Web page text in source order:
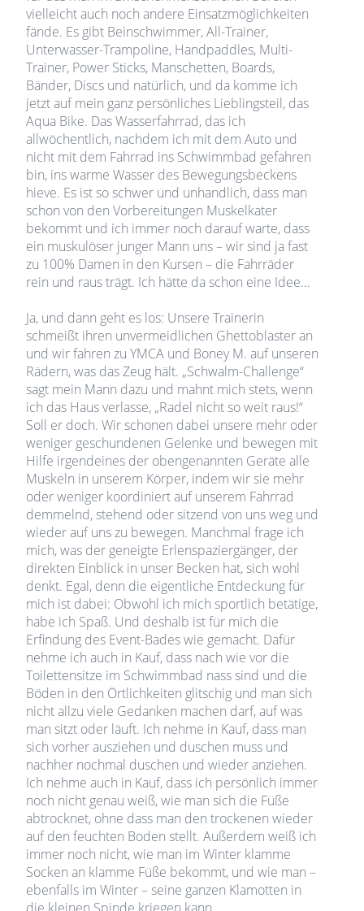
vielleicht auch noch andere Einsatzmöglichkeiten
fände. Es gibt Beinschwimmer, All-Trainer,
Unterwasser-Trampoline, Handpaddles, Multi-
Trainer, Power Sticks, Manschetten, Boards,
Bänder, Discs und natürlich, und da komme ich
jetzt auf mein ganz persönliches Lieblingsteil, das
Aqua Bike. Das Wasserfahrrad, das ich
allwöchentlich, nachdem ich mit dem Auto und
nicht mit dem Fahrrad ins Schwimmbad gefahren
bin, ins warme Wasser des Bewegungsbeckens
hieve. Es ist so schwer und unhandlich, dass man
schon von den Vorbereitungen Muskelkater
bekommt und ich immer noch darauf warte, dass
ein muskulöser junger Mann uns – wir sind ja fast
zu 100% Damen in den Kursen – die Fahrräder
rein und raus trägt. Ich hätte da schon eine Idee…
Ja, und dann geht es los: Unsere Trainerin
schmeißt ihren unvermeidlichen Ghettoblaster an
und wir fahren zu YMCA und Boney M. auf unseren
Rädern, was das Zeug hält. „Schwalm-Challenge“
sagt mein Mann dazu und mahnt mich stets, wenn
ich das Haus verlasse, „Radel nicht so weit raus!“
Soll er doch. Wir schonen dabei unsere mehr oder
weniger geschundenen Gelenke und bewegen mit
Hilfe irgendeines der obengenannten Geräte alle
Muskeln in unserem Körper, indem wir sie mehr
oder weniger koordiniert auf unserem Fahrrad
demmelnd, stehend oder sitzend von uns weg und
wieder auf uns zu bewegen. Manchmal frage ich
mich, was der geneigte Erlenspaziergänger, der
direkten Einblick in unser Becken hat, sich wohl
denkt. Egal, denn die eigentliche Entdeckung für
mich ist dabei: Obwohl ich mich sportlich betätige,
habe ich Spaß. Und deshalb ist für mich die
Erfindung des Event-Bades wie gemacht. Dafür
nehme ich auch in Kauf, dass nach wie vor die
Toilettensitze im Schwimmbad nass sind und die
Böden in den Örtlichkeiten glitschig und man sich
nicht allzu viele Gedanken machen darf, auf was
man sitzt oder läuft. Ich nehme in Kauf, dass man
sich vorher ausziehen und duschen muss und
nachher nochmal duschen und wieder anziehen.
Ich nehme auch in Kauf, dass ich persönlich immer
noch nicht genau weiß, wie man sich die Füße
abtrocknet, ohne dass man den trockenen wieder
auf den feuchten Boden stellt. Außerdem weiß ich
immer noch nicht, wie man im Winter klamme
Socken an klamme Füße bekommt, und wie man –
ebenfalls im Winter – seine ganzen Klamotten in